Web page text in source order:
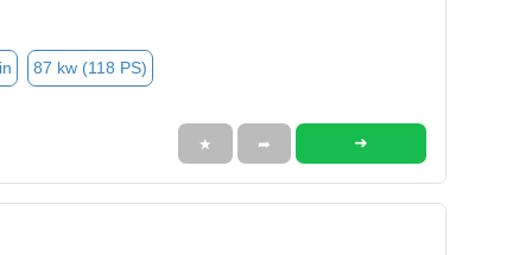
87 kw (118 PS)
★ ➦ ➜